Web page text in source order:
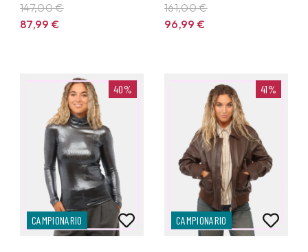
147,00 €
87,99€
161,00 €
96,99€
40%
CAMPIONARIO
41%
CAMPIONARIO